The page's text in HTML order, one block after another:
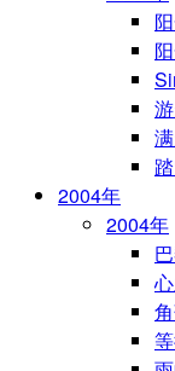
2004年
2004年